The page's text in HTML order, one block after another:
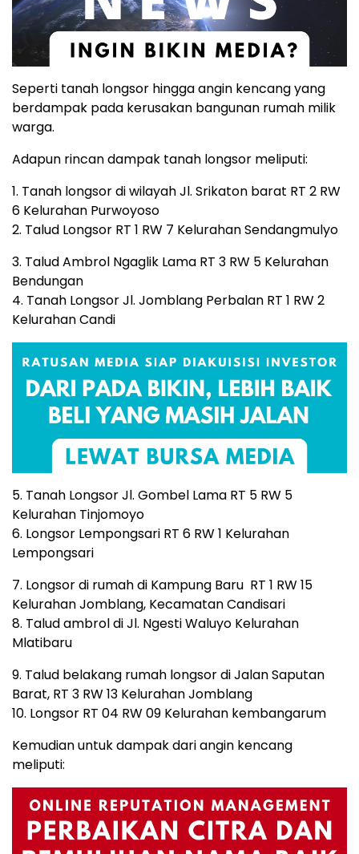
Seperti tanah longsor hingga angin kencang yang
berdampak pada kerusakan bangunan rumah milik
warga.
Adapun rincan dampak tanah longsor meliputi:
1. Tanah longsor di wilayah Jl. Srikaton barat RT 2 RW
6 Kelurahan Purwoyoso
2. Talud Longsor RT 1 RW 7 Kelurahan Sendangmulyo
3. Talud Ambrol Ngaglik Lama RT 3 RW 5 Kelurahan
Bendungan
4. Tanah Longsor Jl. Jomblang Perbalan RT 1 RW 2
Kelurahan Candi
5. Tanah Longsor Jl. Gombel Lama RT 5 RW 5
Kelurahan Tinjomoyo
6. Longsor Lempongsari RT 6 RW 1 Kelurahan
Lempongsari
7. Longsor di rumah di Kampung Baru RT 1 RW 15
Kelurahan Jomblang, Kecamatan Candisari
8. Talud ambrol di Jl. Ngesti Waluyo Kelurahan
Mlatibaru
9. Talud belakang rumah longsor di Jalan Saputan
Barat, RT 3 RW 13 Kelurahan Jomblang
10. Longsor RT 04 RW 09 Kelurahan kembangarum
Kemudian untuk dampak dari angin kencang
meliputi: